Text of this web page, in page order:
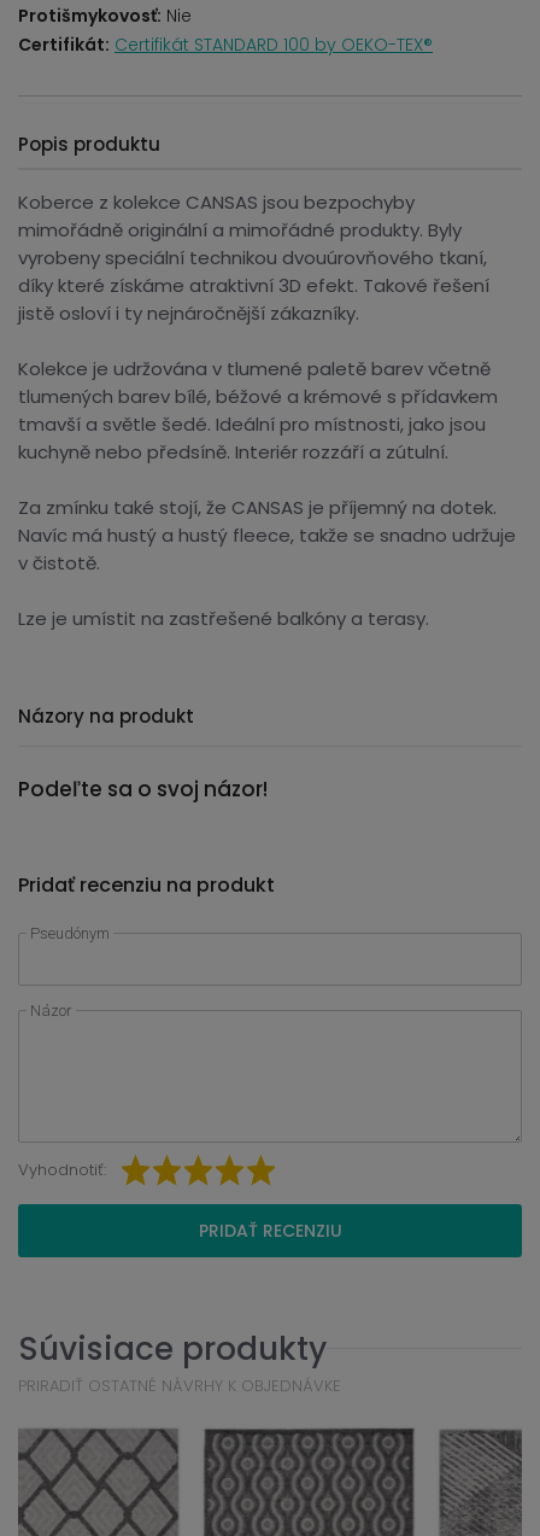
Protišmykovosť: Nie
Certifikát: Certifikát STANDARD 100 by OEKO-TEX®
Popis produktu
Koberce z kolekce CANSAS jsou bezpochyby
mimořádně originální a mimořádné produkty. Byly
vyrobeny speciální technikou dvouúrovňového tkaní,
díky které získáme atraktivní 3D efekt. Takové řešení
jistě osloví i ty nejnáročnější zákazníky.
Kolekce je udržována v tlumené paletě barev včetně
tlumených barev bílé, béžové a krémové s přídavkem
tmavší a světle šedé. Ideální pro místnosti, jako jsou
kuchyně nebo předsíně. Interiér rozzáří a zútulní.
Za zmínku také stojí, že CANSAS je příjemný na dotek.
Navíc má hustý a hustý fleece, takže se snadno udržuje
v čistotě.
Lze je umístit na zastřešené balkóny a terasy.
Názory na produkt
Podeľte sa o svoj názor!
Pridať recenziu na produkt
Pseudónym
Názor
Vyhodnotiť:
PRIDAŤ RECENZIU
Súvisiace produkty
PRIRADIŤ OSTATNÉ NÁVRHY K OBJEDNÁVKE